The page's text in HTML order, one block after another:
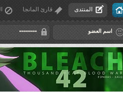
المنتدى قارئ المانجا